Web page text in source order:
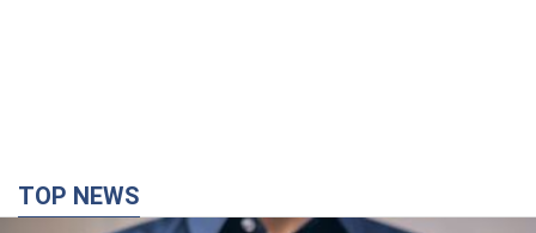
TOP NEWS